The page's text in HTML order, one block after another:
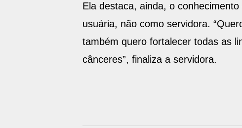
Ela destaca, ainda, o
usuária, não como servidora.
também quero fortalecer todas as
cânceres”, finaliza a servidora.